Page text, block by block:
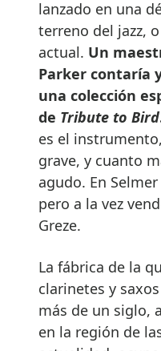
lanzado en una
terreno del jazz,
actual. Un
Parker contaría
una colección
de Tribute to Bird
es el
grave, y cuanto
agudo. En
pero a la vez
Greze.
La fábrica de la
clarinetes y
más de un siglo,
en la región de